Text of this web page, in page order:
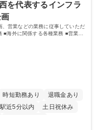
を代表するインフラ
営業などの業務に従事していただ
海外に関係する各種業務 ■営業部
時短勤務あり
退職金あり
駅近5分以内
土日祝休み